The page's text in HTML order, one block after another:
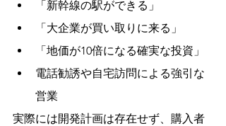
「新幹線の駅ができる」
「大企業が買い取りに来る」
「地価が10倍になる確実な投資」
電話勧誘や自宅訪問による強引な
営業
実際には開発計画は存在せず、購入者